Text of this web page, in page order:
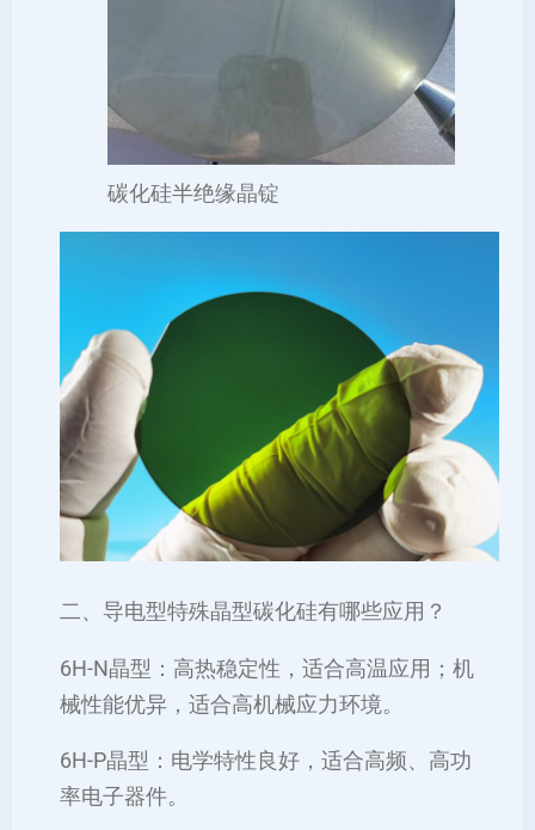
碳化硅半绝缘晶锭
二、导电型特殊晶型碳化硅有哪些应用？
6H-N晶型：高热稳定性，适合高温应用；机
械性能优异，适合高机械应力环境。
6H-P晶型：电学特性良好，适合高频、高功
率电子器件。